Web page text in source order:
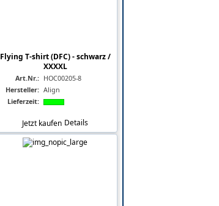
Flying T-shirt (DFC) - schwarz /
XXXXL
Art.Nr.: HOC00205-8
Hersteller: Align
Lieferzeit:
Jetzt kaufen Details